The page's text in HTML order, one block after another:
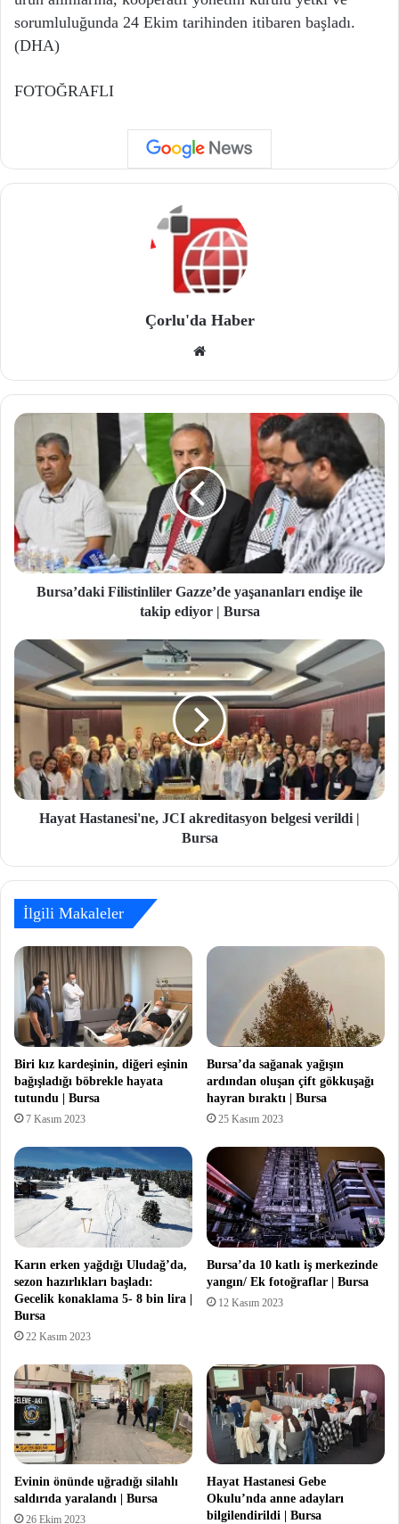
sorumluluğunda 24 Ekim tarihinden itibaren başladı.
(DHA)
FOTOĞRAFLI
Çorlu'da Haber
site
si
Bursa’daki Filistinliler Gazze’de yaşananları endişe ile
takip ediyor | Bursa
Hayat Hastanesi'ne, JCI akreditasyon belgesi verildi |
Bursa
İlgili Makaleler
Biri kız kardeşinin, diğeri eşinin
bağışladığı böbrekle hayata
tutundu | Bursa
7 Kasım 2023
Bursa’da sağanak yağışın
ardından oluşan çift gökkuşağı
hayran bıraktı | Bursa
25 Kasım 2023
Karın erken yağdığı Uludağ’da,
sezon hazırlıkları başladı:
Gecelik konaklama 5- 8 bin lira |
Bursa
22 Kasım 2023
Bursa’da 10 katlı iş merkezinde
yangın/ Ek fotoğraflar | Bursa
12 Kasım 2023
Evinin önünde uğradığı silahlı
saldırıda yaralandı | Bursa
26 Ekim 2023
Hayat Hastanesi Gebe
Okulu’nda anne adayları
bilgilendirildi | Bursa